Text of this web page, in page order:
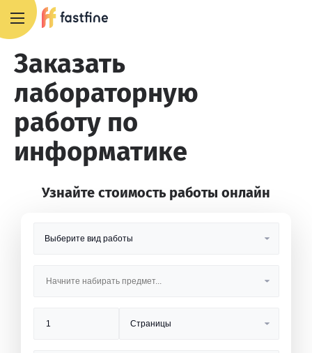
Заказать
лабораторную
работу по
информатике
Узнайте стоимость работы онлайн